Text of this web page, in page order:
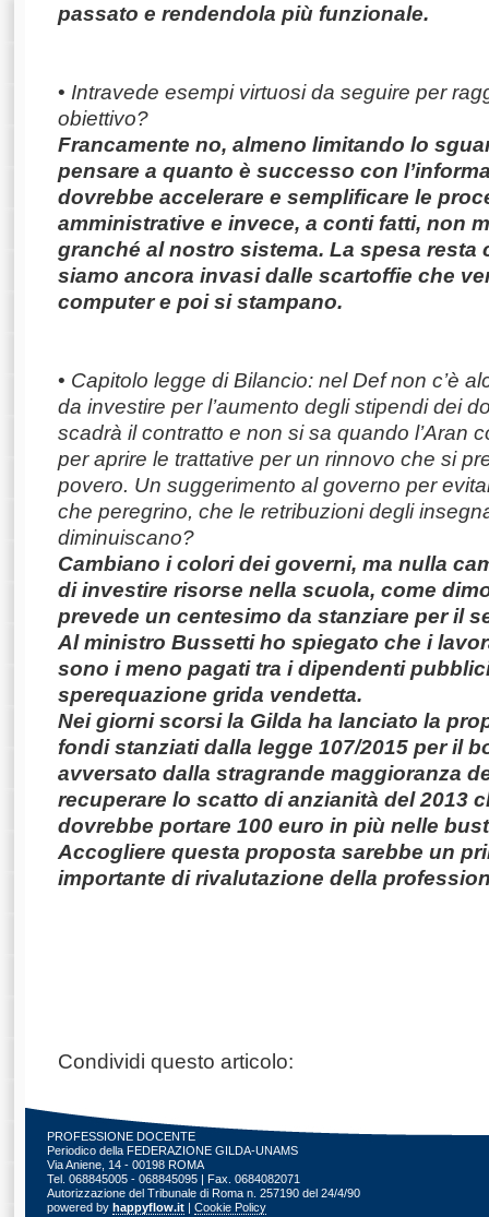
passato e rendendola più funzionale.
• Intravede esempi virtuosi da seguire per
obiettivo?
Francamente no, almeno limitando lo
pensare a quanto è successo con
dovrebbe accelerare e semplificare le
amministrative e invece, a conti fatti, non
granché al nostro sistema. La spesa resta
siamo ancora invasi dalle scartoffie che
computer e poi si stampano.
• Capitolo legge di Bilancio: nel Def non c’è
da investire per l’aumento degli stipendi dei
scadrà il contratto e non si sa quando l’Aran
per aprire le trattative per un rinnovo che si
povero. Un suggerimento al governo per
che peregrino, che le retribuzioni degli
diminuiscano?
Cambiano i colori dei governi, ma nulla
di investire risorse nella scuola, come
prevede un centesimo da stanziare per il
Al ministro Bussetti ho spiegato che i
sono i meno pagati tra i dipendenti
sperequazione grida vendetta.
Nei giorni scorsi la Gilda ha lanciato la
fondi stanziati dalla legge 107/2015 per il
avversato dalla stragrande maggioranza
recuperare lo scatto di anzianità del 2013
dovrebbe portare 100 euro in più nelle
Accogliere questa proposta sarebbe un
importante di rivalutazione della
Condividi questo articolo:
PROFESSIONE DOCENTE
Periodico della FEDERAZIONE GILDA-UNAMS
Via Aniene, 14 - 00198 ROMA
Tel. 068845005 - 068845095 | Fax. 0684082071
Autorizzazione del Tribunale di Roma n. 257190 del 24/4/90
powered by happyflow.it | Cookie Policy